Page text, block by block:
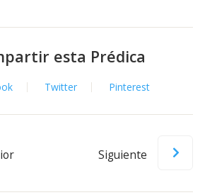
esta Prédica
Twitter Pinterest
Siguiente